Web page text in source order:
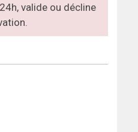
valide ou décline